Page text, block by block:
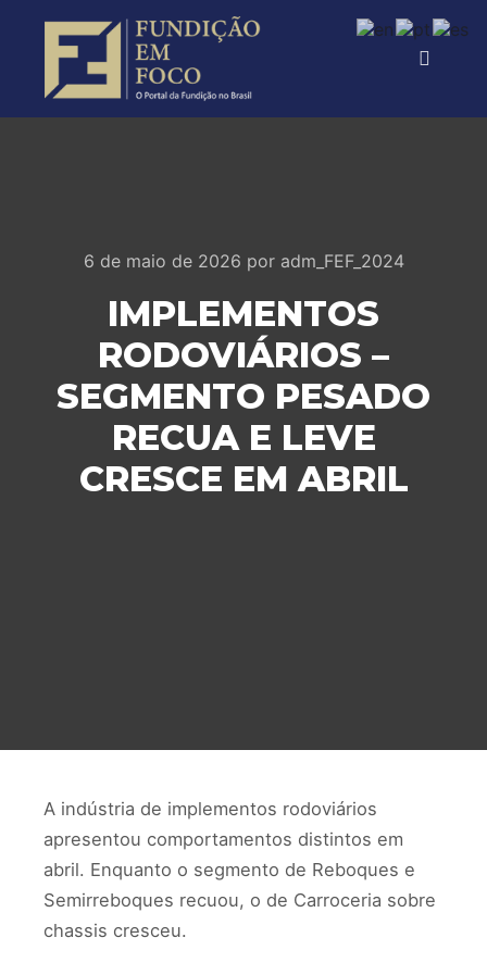
6 de maio de 2026 por adm_FEF_2024
IMPLEMENTOS
RODOVIÁRIOS –
SEGMENTO PESADO
RECUA E LEVE
CRESCE EM ABRIL
A indústria de implementos rodoviários
apresentou comportamentos distintos em
abril. Enquanto o segmento de Reboques e
Semirreboques recuou, o de Carroceria sobre
chassis cresceu.